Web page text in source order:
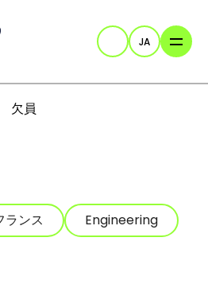
検索JA
欠員
ンス
Engineering